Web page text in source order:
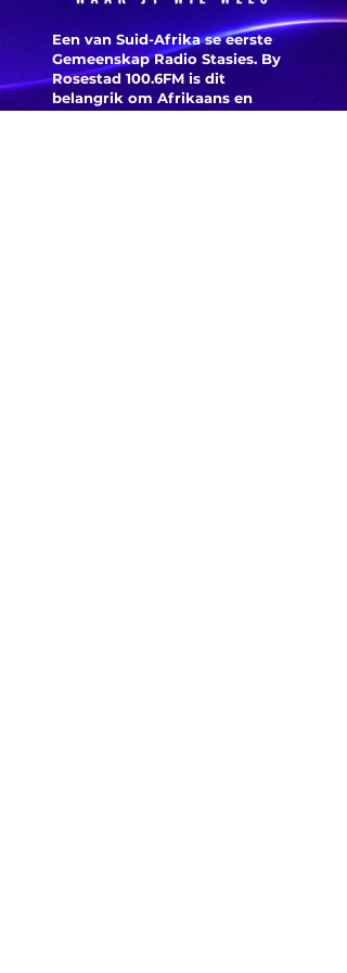
Een van Suid-Afrika se eerste
Gemeenskap Radio Stasies. By
Rosestad 100.6FM is dit
belangrik om Afrikaans en